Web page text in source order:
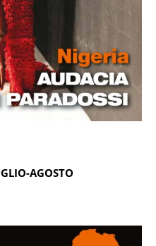
AGOSTO